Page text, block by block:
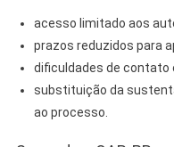
acesso limitado aos
prazos reduzidos para
dificuldades de contato
substituição da
ao processo.